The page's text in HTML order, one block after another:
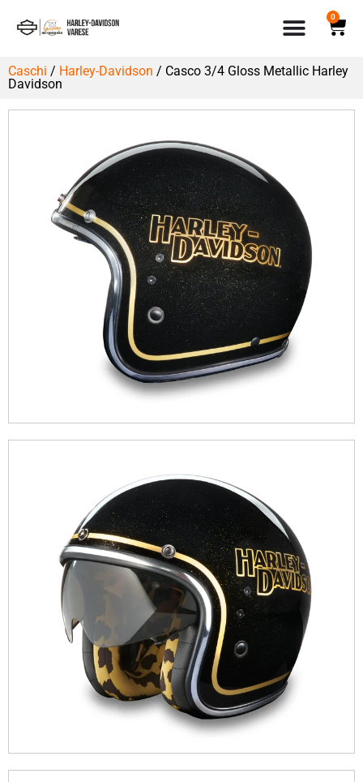
0
Caschi / Harley-Davidson / Casco 3/4 Gloss Metallic Harley
Davidson